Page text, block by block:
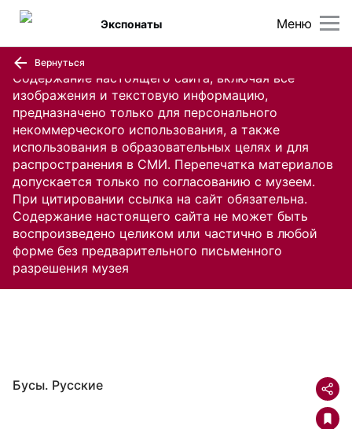
Содержание настоящего сайта, включая все
изображения и текстовую информацию,
предназначено только для персонального
некоммерческого использования, а также
использования в образовательных целях и для
распространения в СМИ. Перепечатка материалов
допускается только по согласованию с музеем.
При цитировании ссылка на сайт обязательна.
Содержание настоящего сайта не может быть
воспроизведено целиком или частично в любой
форме без предварительного письменного
разрешения музея
Меню
Экспонаты
Вернуться
Бусы. Русские